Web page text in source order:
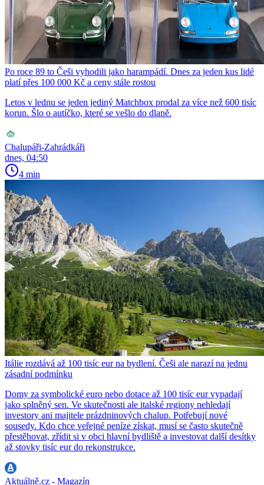
Po roce 89 to Češi vyhodili jako harampádí. Dnes za jeden kus lidé
platí přes 100 000 Kč a ceny stále rostou
Letos v lednu se jeden jediný Matchbox prodal za více než 600 tisíc
korun. Šlo o autíčko, které se vešlo do dlaně.
Chalupáři-Zahrádkáři
dnes, 04:50
4 min
Itálie rozdává až 100 tisíc eur na bydlení. Češi ale narazí na jednu
zásadní podmínku
Domy za symbolické euro nebo dotace až 100 tisíc eur vypadají
jako splněný sen. Ve skutečnosti ale italské regiony nehledají
investory ani majitele prázdninových chalup. Potřebují nové
sousedy. Kdo chce veřejné peníze získat, musí se často skutečně
přestěhovat, zřídit si v obci hlavní bydliště a investovat další desítky
až stovky tisíc eur do rekonstrukce.
Aktuálně.cz - Magazín